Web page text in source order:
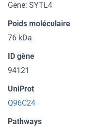
Gene: SYTL4
Poids moléculaire
76 kDa
ID gène
94121
UniProt
Q96C24
Pathways